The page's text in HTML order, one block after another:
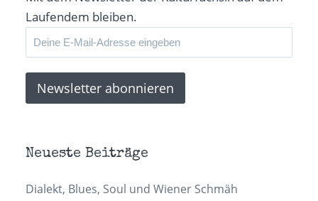
Laufendem bleiben.
Neueste Beiträge
Dialekt, Blues, Soul und Wiener Schmäh